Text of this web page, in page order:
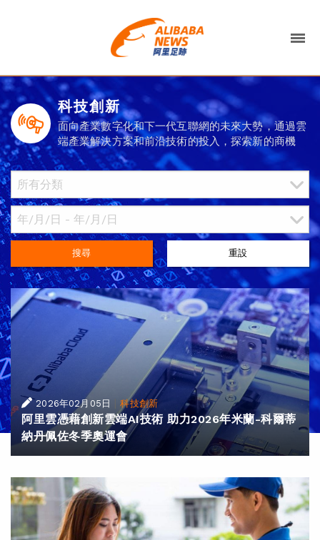
科技創新
面向產業數字化和下一代互聯網的未來大勢，通過雲
端產業解決方案和前沿技術的投入，探索新的商機
搜尋 重設
2026年02月05日 |科技創新
阿里雲憑藉創新雲端AI技術 助力2026年米蘭-科爾蒂
納丹佩佐冬季奧運會